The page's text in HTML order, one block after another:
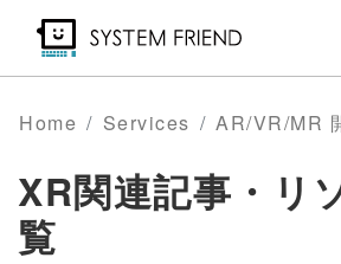
Skip
main
content
Home Services AR/VR/MR
XR関連記事・リ
覧